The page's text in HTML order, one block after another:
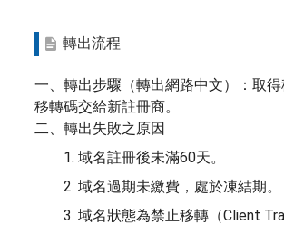
轉出流程
一、轉出步驟（轉出網路中文）：取
移轉碼交給新註冊商。
二、轉出失敗之原因
1. 域名註冊後未滿60天。
2. 域名過期未繳費，處於凍結期。
3. 域名狀態為禁止移轉（Client